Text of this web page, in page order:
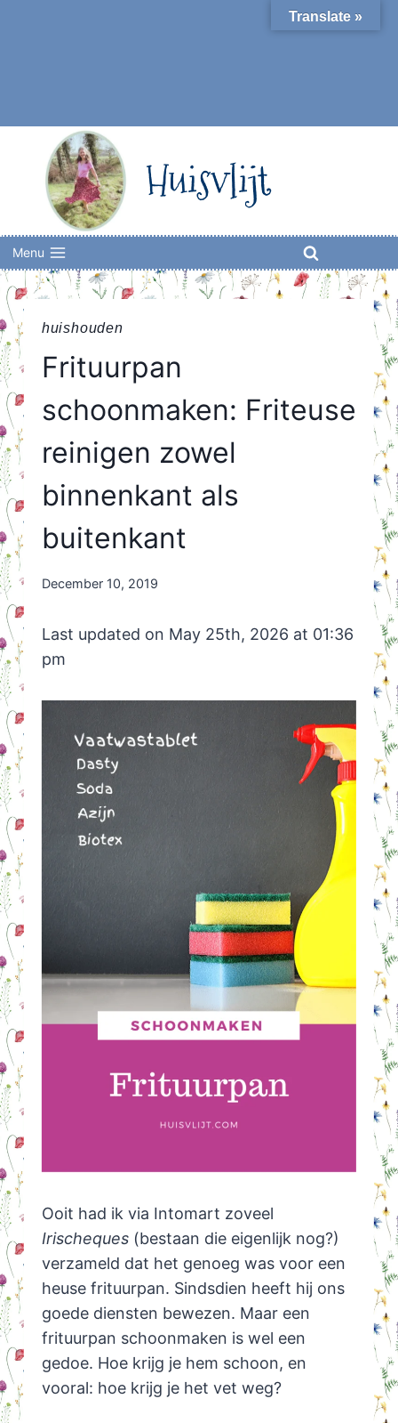
Huisvlijt
Menu
huishouden
Frituurpan
schoonmaken: Friteuse
reinigen zowel
binnenkant als
buitenkant
By
December 10, 2019
Last updated on May 25th, 2026 at 01:36
pm
Ooit had ik via Intomart zoveel
Irischeques(bestaan die eigenlijk nog?)
verzameld dat het genoeg was voor een
heuse frituurpan. Sindsdien heeft hij ons
goede diensten bewezen. Maar een
frituurpan schoonmaken is wel een
gedoe. Hoe krijg je hem schoon, en
vooral: hoe krijg je het vet weg?
Translate »